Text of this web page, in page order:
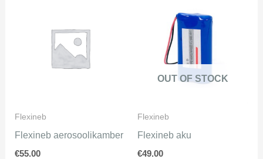
Flexineb
Flexineb aerosoolikamber
€55.00
OUT OF STOCK
Flexineb
Flexineb aku
€49.00